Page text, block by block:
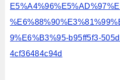
9%E6%B3%95-b95ff5f3-
4cf36484c94d